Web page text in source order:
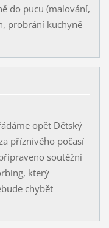
do pucu (malování,
probrání kuchyně
opět Dětský
příznivého počasí
soutěžní
který
chybět